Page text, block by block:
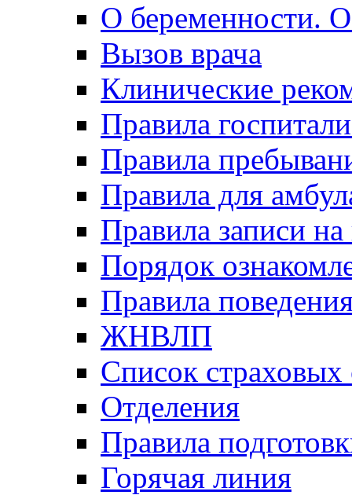
О беременности.
Вызов врача
Клинические
Правила
Правила
Правила для
Правила записи
Порядок
Правила
ЖНВЛП
Список страховых
Отделения
Правила
Горячая линия